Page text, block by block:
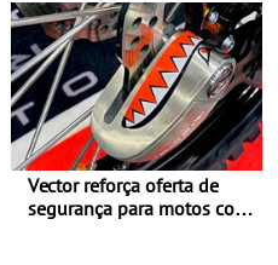
verão
Vector reforça oferta de
segurança para motos com